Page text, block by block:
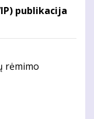
publikacija
rėmimo